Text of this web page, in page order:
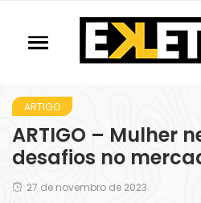
ARTIGO
ARTIGO – Mulher
desafios no
27 de novembro de 2023